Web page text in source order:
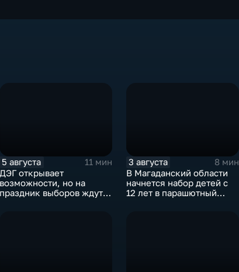
5 августа
11 мин
ДЭГ открывает
возможности, но на
праздник выборов ждут
3 августа
8 мин
В Магаданский области
начнется набор детей с
12 лет в парашютный